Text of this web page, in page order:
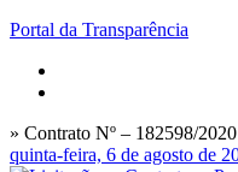
Portal da Transparência
» Contrato Nº – 182598/2020
quinta-feira, 6 de agosto de